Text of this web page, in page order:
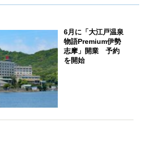
6月に「大江戸温泉
物語Premium伊勢
志摩」開業 予約
を開始